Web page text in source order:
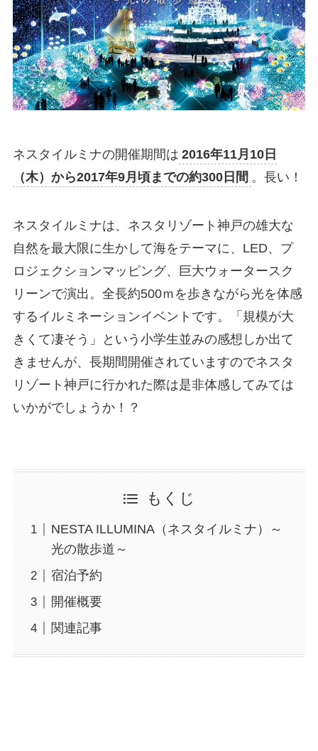
ネスタイルミナの開催期間は 2016年11月10日
（木）から2017年9月頃までの約300日間 。長い！
ネスタイルミナは、ネスタリゾート神戸の雄大な
自然を最大限に生かして海をテーマに、LED、プ
ロジェクションマッピング、巨大ウォータースク
リーンで演出。全長約500ｍを歩きながら光を体感
するイルミネーションイベントです。「規模が大
きくて凄そう」という小学生並みの感想しか出て
きませんが、長期間開催されていますのでネスタ
リゾート神戸に行かれた際は是非体感してみては
いかがでしょうか！？
もくじ
NESTA ILLUMINA（ネスタイルミナ）～
光の散歩道～
宿泊予約
開催概要
関連記事